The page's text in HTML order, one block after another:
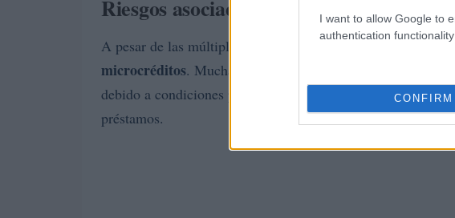
I want to allow Google to
authentication
CONFIRM
Riesgos asociados a los microcréditos
A pesar de las múltiples ventajas, es fundamental
microcréditos. Muchas veces, los prestatarios se
debido a condiciones poco claras o a la falta de
préstamos.